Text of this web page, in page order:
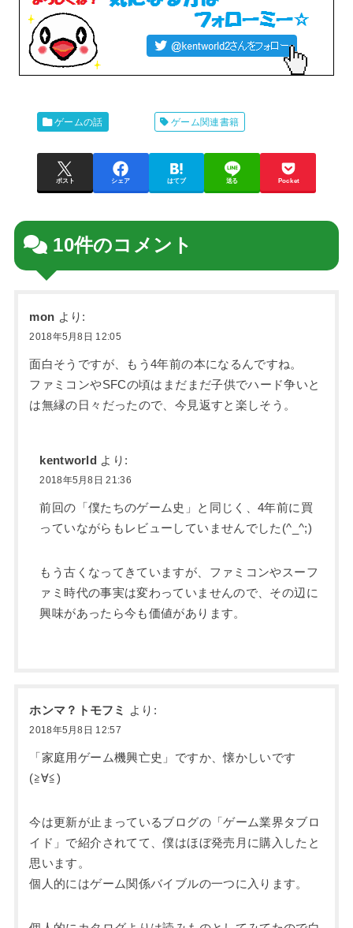
ゲームの話 ゲーム関連書籍
ポスト シェア はてブ 送る Pocket
10件のコメント
mon より:
2018年5月8日 12:05
面白そうですが、もう4年前の本になるんですね。
ファミコンやSFCの頃はまだまだ子供でハード争いと
は無縁の日々だったので、今見返すと楽しそう。
kentworld より:
2018年5月8日 21:36
前回の「僕たちのゲーム史」と同じく、4年前に買
っていながらもレビューしていませんでした(^_^;)
もう古くなってきていますが、ファミコンやスーフ
ァミ時代の事実は変わっていませんので、その辺に
興味があったら今も価値があります。
ホンマ？トモフミ より:
2018年5月8日 12:57
「家庭用ゲーム機興亡史」ですか、懐かしいです
(≧∀≦)
今は更新が止まっているブログの「ゲーム業界タブロ
イド」で紹介されてて、僕はほぼ発売月に購入したと
思います。
個人的にはゲーム関係バイブルの一つに入ります。